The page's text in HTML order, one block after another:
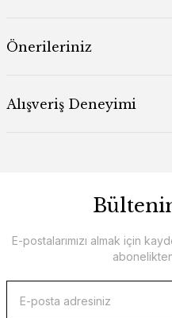
Önerileriniz
Alışveriş Deneyimi
E-postalarımızı almak için